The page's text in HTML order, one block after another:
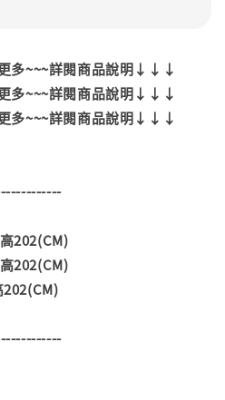
多~~~詳閱商品說明↓↓↓
多~~~詳閱商品說明↓↓↓
多~~~詳閱商品說明↓↓↓
202(CM)
202(CM)